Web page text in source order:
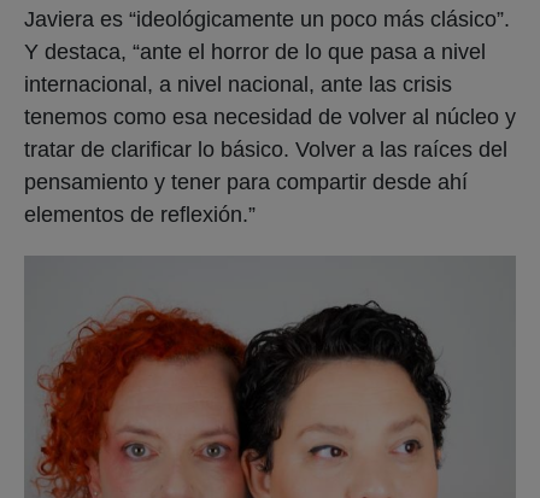
Javiera es “ideológicamente un poco más clásico”.
Y destaca, “ante el horror de lo que pasa a nivel
internacional, a nivel nacional, ante las crisis
tenemos como esa necesidad de volver al núcleo y
tratar de clarificar lo básico. Volver a las raíces del
pensamiento y tener para compartir desde ahí
elementos de reflexión.”